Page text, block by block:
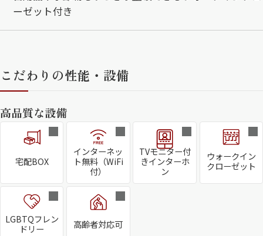
ーゼット付き
こだわりの性能・設備
高品質な設備
宅配BOX
インターネッ
ト無料（WiFi
付）
TVモニター付
きインターホ
ン
ウォークイン
クローゼット
LGBTQフレン
ドリー
高齢者対応可